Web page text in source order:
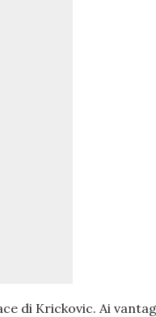
di Krickovic. Ai